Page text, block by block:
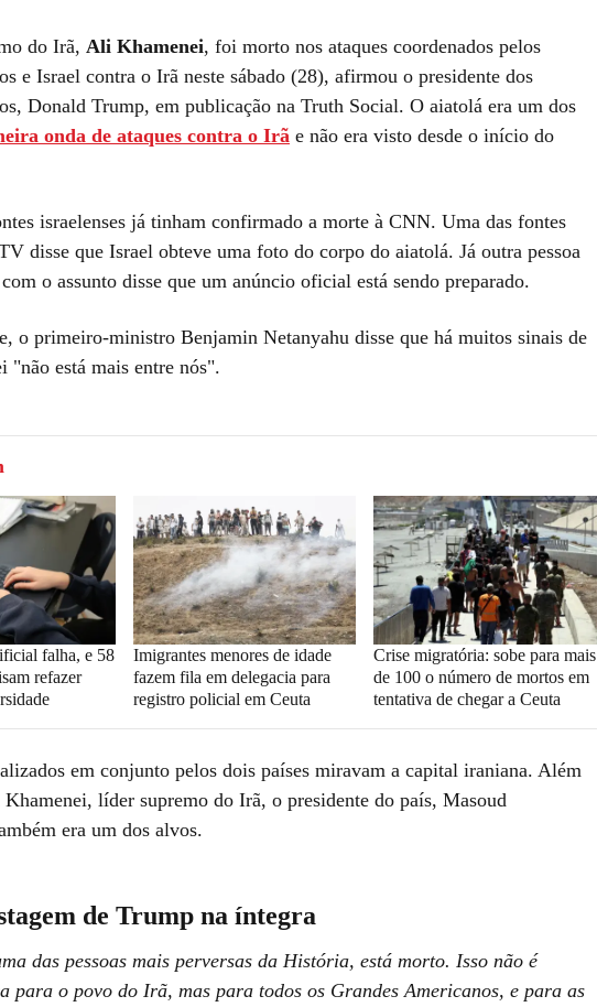
do Irã, Ali Khamenei, foi morto nos ataques coordenados pelos
e Israel contra o Irã neste sábado (28), afirmou o presidente dos
Donald Trump, em publicação na Truth Social. O aiatolá era um dos
onda de ataques contra o Irã e não era visto desde o início do
israelenses já tinham confirmado a morte à CNN. Uma das fontes
disse que Israel obteve uma foto do corpo do aiatolá. Já outra pessoa
o assunto disse que um anúncio oficial está sendo preparado.
o primeiro-ministro Benjamin Netanyahu disse que há muitos sinais de
"não está mais entre nós".
falha, e 58
refazer
Imigrantes menores de idade
fazem fila em delegacia para
registro policial em Ceuta
Crise migratória: sobe para mais
de 100 o número de mortos em
tentativa de chegar a Ceuta
em conjunto pelos dois países miravam a capital iraniana. Além
líder supremo do Irã, o presidente do país, Masoud
era um dos alvos.
de Trump na íntegra
das pessoas mais perversas da História, está morto. Isso não é
para o povo do Irã, mas para todos os Grandes Americanos, e para as